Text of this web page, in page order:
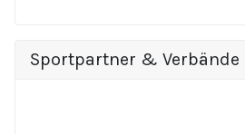
Sportpartner & Verbände